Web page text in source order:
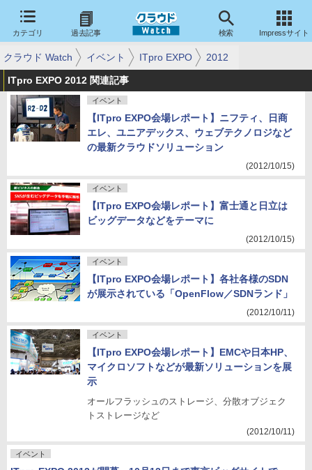
カテゴリ 過去記事 検索 Impressサイト
クラウド Watch イベント ITpro EXPO 2012
ITpro EXPO 2012 関連記事
イベント
【ITpro EXPO会場レポート】ニフティ、日商
エレ、ユニアデックス、ウェブテクノロジなど
の最新クラウドソリューション
(2012/10/15)
イベント
【ITpro EXPO会場レポート】富士通と日立は
ビッグデータなどをテーマに
(2012/10/15)
イベント
【ITpro EXPO会場レポート】各社各様のSDN
が展示されている「OpenFlow／SDNランド」
(2012/10/11)
イベント
【ITpro EXPO会場レポート】EMCや日本HP、
マイクロソフトなどが最新ソリューションを展
示
オールフラッシュのストレージ、分散オブジェク
トストレージなど
(2012/10/11)
イベント